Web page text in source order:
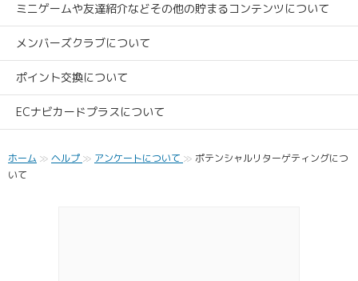
ミニゲームや友達紹介などその他の貯まるコンテンツについて
メンバーズクラブについて
ポイント交換について
ECナビカードプラスについて
ホーム ヘルプ アンケートについて
ポテンシャルリターゲティングにつ
いて